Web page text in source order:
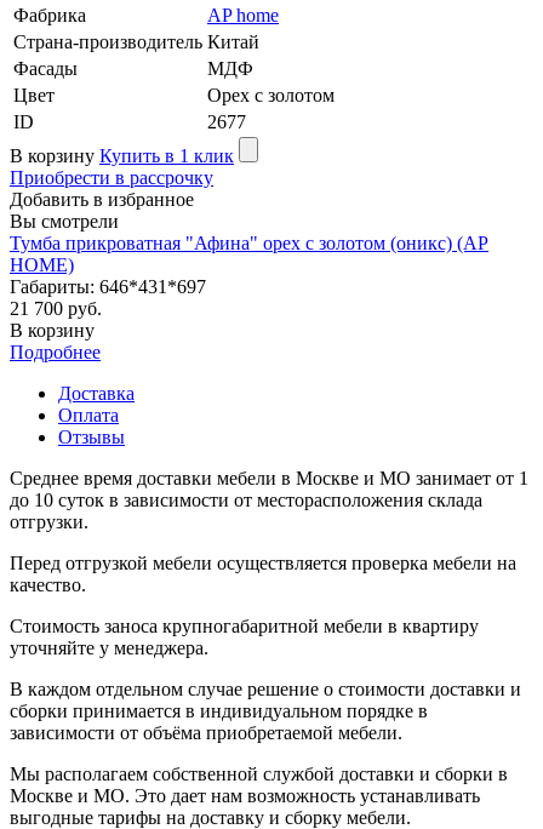
Фабрика
AP home
Страна-производитель Китай
Фасады
МДФ
Цвет
Орех с золотом
ID
2677
В корзину Купить в 1 клик
Приобрести в рассрочку
Добавить в избранное
Вы смотрели
Тумба прикроватная "Афина" орех с золотом (оникс) (AP
HOME)
Габариты: 646*431*697
21 700 руб.
В корзину
Подробнее
Доставка
Оплата
Отзывы
Среднее время доставки мебели в Москве и МО занимает от 1
до 10 суток в зависимости от месторасположения склада
отгрузки.
Перед отгрузкой мебели осуществляется проверка мебели на
качество.
Стоимость заноса крупногабаритной мебели в квартиру
уточняйте у менеджера.
В каждом отдельном случае решение о стоимости доставки и
сборки принимается в индивидуальном порядке в
зависимости от объёма приобретаемой мебели.
Мы располагаем собственной службой доставки и сборки в
Москве и МО. Это дает нам возможность устанавливать
выгодные тарифы на доставку и сборку мебели.